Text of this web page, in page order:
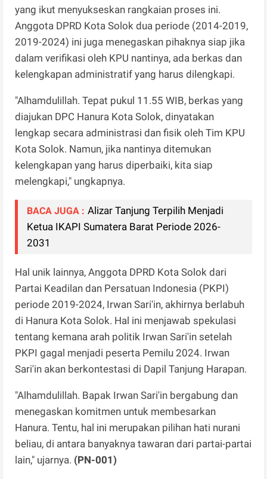
yang ikut menyukseskan rangkaian proses ini.
Anggota DPRD Kota Solok dua periode (2014-2019,
2019-2024) ini juga menegaskan pihaknya siap jika
dalam verifikasi oleh KPU nantinya, ada berkas dan
kelengkapan administratif yang harus dilengkapi.
"Alhamdulillah. Tepat pukul 11.55 WIB, berkas yang
diajukan DPC Hanura Kota Solok, dinyatakan
lengkap secara administrasi dan fisik oleh Tim KPU
Kota Solok. Namun, jika nantinya ditemukan
kelengkapan yang harus diperbaiki, kita siap
melengkapi," ungkapnya.
BACA JUGA : Alizar Tanjung Terpilih Menjadi
Ketua IKAPI Sumatera Barat Periode 2026-
2031
Hal unik lainnya, Anggota DPRD Kota Solok dari
Partai Keadilan dan Persatuan Indonesia (PKPI)
periode 2019-2024, Irwan Sari'in, akhirnya berlabuh
di Hanura Kota Solok. Hal ini menjawab spekulasi
tentang kemana arah politik Irwan Sari'in setelah
PKPI gagal menjadi peserta Pemilu 2024. Irwan
Sari'in akan berkontestasi di Dapil Tanjung Harapan.
"Alhamdulillah. Bapak Irwan Sari'in bergabung dan
menegaskan komitmen untuk membesarkan
Hanura. Tentu, hal ini merupakan pilihan hati nurani
beliau, di antara banyaknya tawaran dari partai-partai
lain," ujarnya. (PN-001)